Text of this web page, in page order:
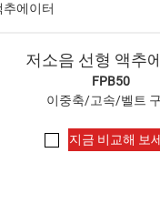
저소음 선형 액추
FPB50
이중축/고속/벨트
지금 비교해 보